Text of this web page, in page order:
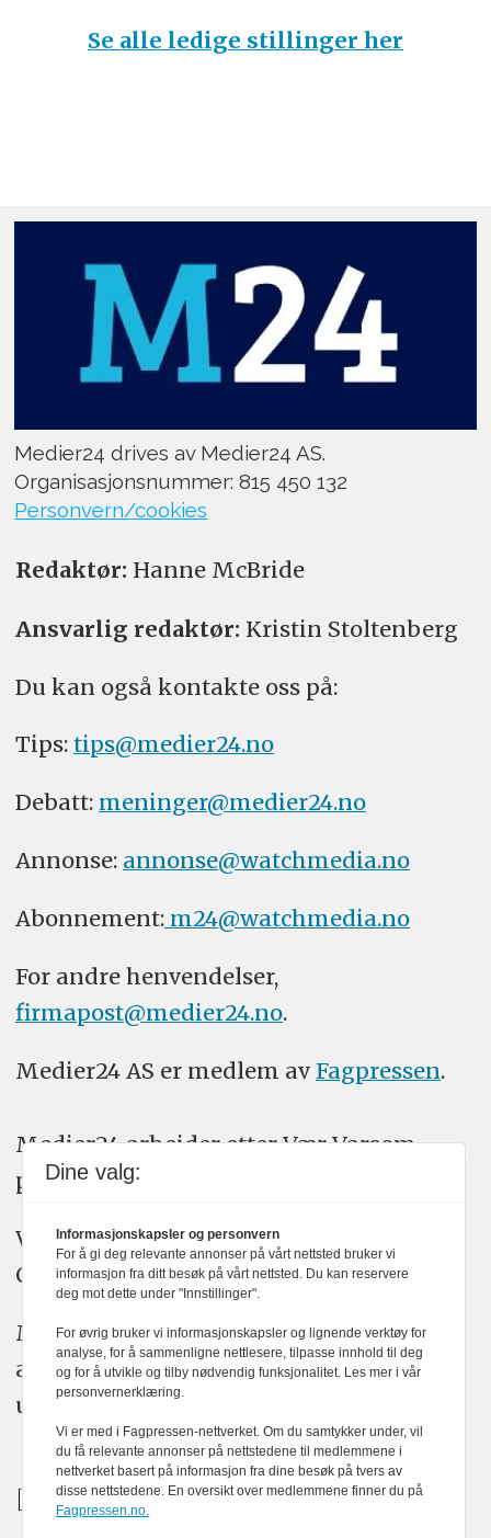
Se alle ledige stillinger her
Medier24 drives av Medier24 AS.
Organisasjonsnummer: 815 450 132
Personvern/cookies
Redaktør: Hanne McBride
Ansvarlig redaktør: Kristin Stoltenberg
Du kan også kontakte oss på:
Tips: tips@medier24.no
Debatt: meninger@medier24.no
Annonse: annonse@watchmedia.no
Abonnement:m24@watchmedia.no
For andre henvendelser,
firmapost@medier24.no.
Medier24 AS er medlem av Fagpressen.
Medier24 arbeider etter Vær Varsom-
plakatens regler for god presseskikk.
Vi bruker KI-verktøy som ChatGPT,
Claude, og Gemini i journalistikken vår.
Medier24s redaksjon har alltid det fulle
ansvar for publisert innhold, med eller
uten bruk av kunstig intelligens.
Dine valg:
Informasjonskapsler og personvern
For å gi deg relevante annonser på vårt nettsted bruker vi
informasjon fra ditt besøk på vårt nettsted. Du kan reservere
deg mot dette under "Innstillinger".
For øvrig bruker vi informasjonskapsler og lignende verktøy for
analyse, for å sammenligne nettlesere, tilpasse innhold til deg
og for å utvikle og tilby nødvendig funksjonalitet. Les mer i vår
personvernerklæring.
Vi er med i Fagpressen-nettverket. Om du samtykker under, vil
du få relevante annonser på nettstedene til medlemmene i
nettverket basert på informasjon fra dine besøk på tvers av
disse nettstedene. En oversikt over medlemmene finner du på
Fagpressen.no.